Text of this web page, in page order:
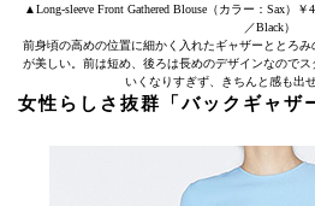
▲Long-sleeve Front Gathered Blouse（カラー：Sax）
／Black）
前身頃の高めの位置に細かく入れたギャザーととろ
が美しい。前は短め、後ろは長めのデザインなので
いくなりすぎず、きちんと感も出
女性らしさ抜群「バックギャザ